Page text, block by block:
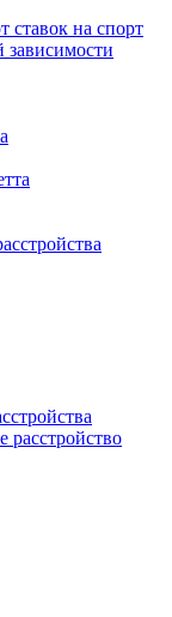
ставок на спорт
зависимости
расстройство